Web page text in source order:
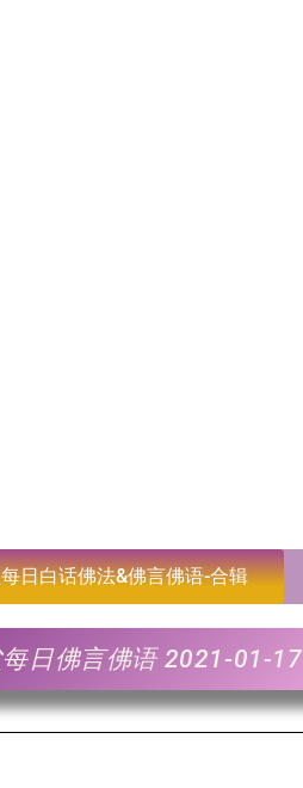
日白话佛法&佛言佛语-合辑
每日佛言佛语 2021-01-17